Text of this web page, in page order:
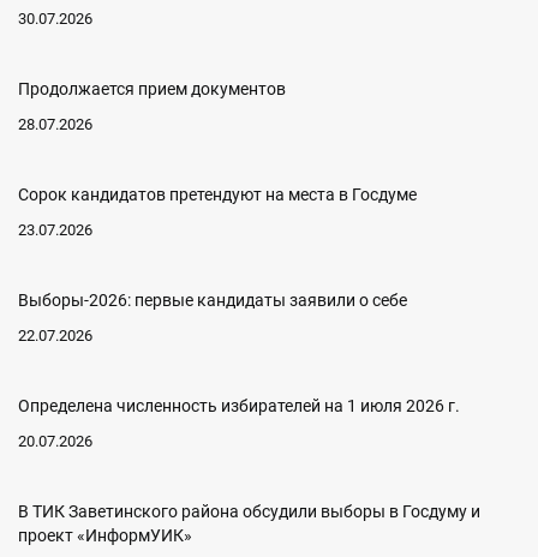
30.07.2026
Продолжается прием документов
28.07.2026
Сорок кандидатов претендуют на места в Госдуме
23.07.2026
Выборы-2026: первые кандидаты заявили о себе
22.07.2026
Определена численность избирателей на 1 июля 2026 г.
20.07.2026
В ТИК Заветинского района обсудили выборы в Госдуму и
проект «ИнформУИК»